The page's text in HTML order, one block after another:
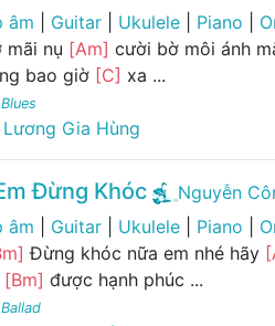
âm
Guitar| Ukulele| Piano
mãi nụ [Am] cười bờ môi ánh
bao giờ [C] xa ...
Blues
Gia Hùng
Đừng Khóc
Nguyễn
âm
Guitar| Ukulele| Piano
Đừng khóc nữa em nhé hãy
[Bm] được hạnh phúc ...
Ballad